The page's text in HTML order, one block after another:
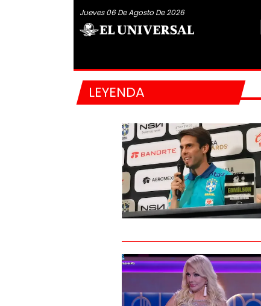
Jueves 06 De Agosto De 2026
LEYENDA